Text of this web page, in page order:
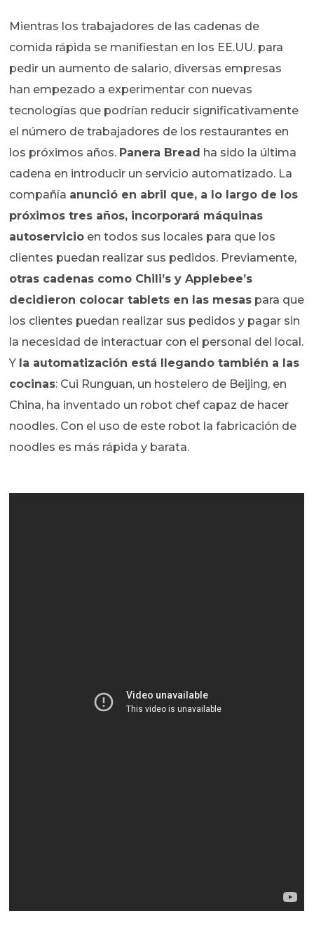
Mientras los trabajadores de las cadenas de
comida rápida se manifiestan en los EE.UU. para
pedir un aumento de salario, diversas empresas
han empezado a experimentar con nuevas
tecnologías que podrían reducir significativamente
el número de trabajadores de los restaurantes en
los próximos años. Panera Bread ha sido la última
cadena en introducir un servicio automatizado. La
compañía anunció en abril que, a lo largo de los
próximos tres años, incorporará máquinas
autoservicio en todos sus locales para que los
clientes puedan realizar sus pedidos. Previamente,
otras cadenas como Chili’s y Applebee’s
decidieron colocar tablets en las mesas para que
los clientes puedan realizar sus pedidos y pagar sin
la necesidad de interactuar con el personal del local.
Y la automatización está llegando también a las
cocinas: Cui Runguan, un hostelero de Beijing, en
China, ha inventado un robot chef capaz de hacer
noodles. Con el uso de este robot la fabricación de
noodles es más rápida y barata.